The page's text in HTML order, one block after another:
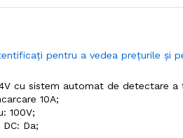
pentru a vedea prețurile și
cu sistem automat de detectare a
10A;
100V;
Da;